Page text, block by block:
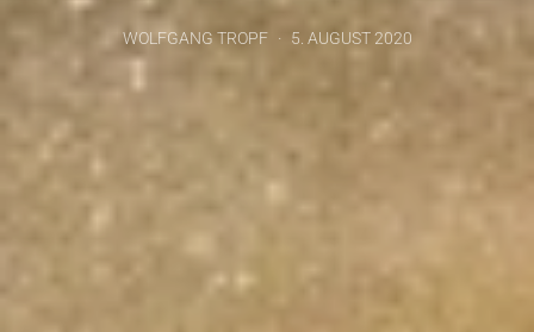
WOLFGANG TROPF 5. AUGUST 2020